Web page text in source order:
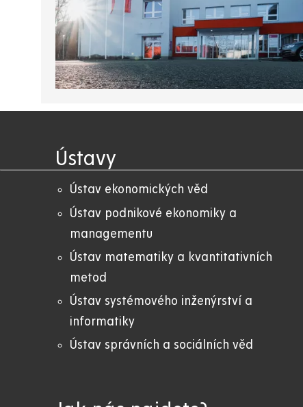
Ústavy
Ústav ekonomických věd
Ústav podnikové ekonomiky a
managementu
Ústav matematiky a kvantitativních
metod
Ústav systémového inženýrství a
informatiky
Ústav správních a sociálních věd